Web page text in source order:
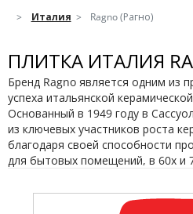
Италия
Ragno (Рагно)
ПЛИТКА ИТАЛИЯ
Бренд Ragno является одним из
успеха итальянской
Основанный в 1949 году в
из ключевых участников роста
благодаря своей способности
для бытовых помещений, в 60х и
плитки для пола и стен,
сегментов строительной